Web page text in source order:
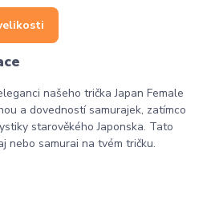
našeho trička Japan Female
a dovedností samurajek, zatímco
starověkého Japonska. Tato
nebo samurai na tvém tričku.